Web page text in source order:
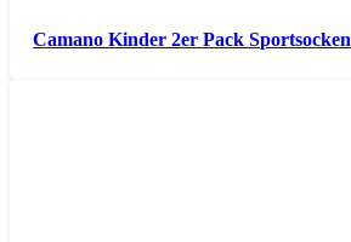
Camano Kinder 2er Pack